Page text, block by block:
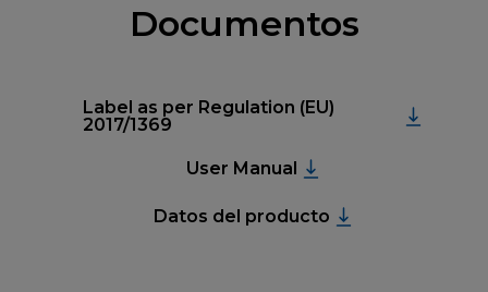
Documentos
Label as per Regulation (EU)
2017/1369
User Manual
Datos del producto